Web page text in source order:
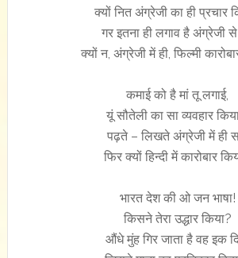
क्यों नित अंग्रेजी का ही प्रचार
गर इतना ही लगाव है अंग्रेजी से
क्यों न, अंग्रेजी में ही, फिल्मी
कमाई को है मां तू लगाई,
यूं सौतेली का सा व्यवहार
पढ़ते – लिखते अंग्रेजी में ही
फिर क्यों हिन्दी में कारोबार
भारत देश की ओ जन भाषा!
किसने तेरा उद्धार किया?
औंधे मुंह गिर जाता है वह इक